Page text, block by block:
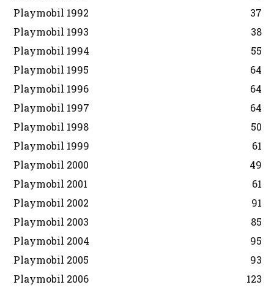
Playmobil 1992
37
Playmobil 1993
38
Playmobil 1994
55
Playmobil 1995
64
Playmobil 1996
64
Playmobil 1997
64
Playmobil 1998
50
Playmobil 1999
61
Playmobil 2000
49
Playmobil 2001
61
Playmobil 2002
91
Playmobil 2003
85
Playmobil 2004
95
Playmobil 2005
93
Playmobil 2006
123